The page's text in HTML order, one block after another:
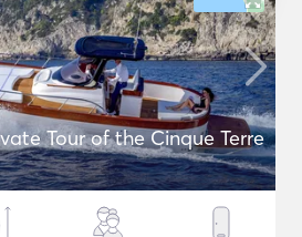
Tour of the Cinque Terre